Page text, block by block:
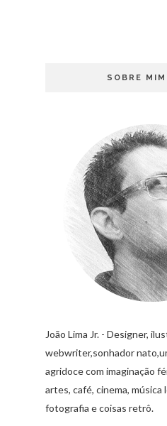
SOBRE MIM
João Lima Jr. - Designer,
webwriter,sonhador
agridoce com imaginação
artes, café, cinema, música
fotografia e coisas retrô.